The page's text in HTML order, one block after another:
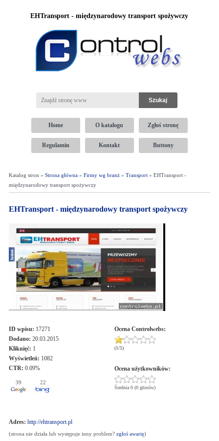
EHTransport - międzynarodowy transport spożywczy
Home O katalogu Zgłoś stronę
Regulamin Kontakt Buttony
Katalog stron » Strona główna» Firmy wg branż» Transport» EHTransport -
międzynarodowy transport spożywczy
EHTransport - międzynarodowy transport spożywczy
ID wpisu: 17271
Dodano: 20.03.2015
Kliknięć: 1
Wyświetleń: 1082
CTR: 0.09%
39 22
Ocena Controlwebs:
(1/5)
Ocena użytkowników:
Średnia 0 (0 głosów)
Adres: http://ehtransport.pl
(strona nie działa lub występuje inny problem? zgłoś awarię)